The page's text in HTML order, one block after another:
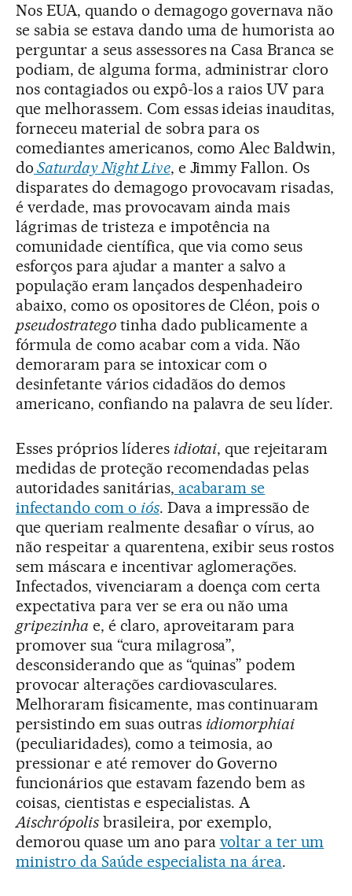
Nos EUA, quando o demagogo governava não
se sabia se estava dando uma de humorista ao
perguntar a seus assessores na Casa Branca se
podiam, de alguma forma, administrar cloro
nos contagiados ou expô-los a raios UV para
que melhorassem. Com essas ideias inauditas,
forneceu material de sobra para os
comediantes americanos, como Alec Baldwin,
do Saturday Night Live, e Jimmy Fallon. Os
disparates do demagogo provocavam risadas,
é verdade, mas provocavam ainda mais
lágrimas de tristeza e impotência na
comunidade científica, que via como seus
esforços para ajudar a manter a salvo a
população eram lançados despenhadeiro
abaixo, como os opositores de Cléon, pois o
pseudostrategotinha dado publicamente a
fórmula de como acabar com a vida. Não
demoraram para se intoxicar com o
desinfetante vários cidadãos do demos
americano, confiando na palavra de seu líder.
Esses próprios líderes idiotai, que rejeitaram
medidas de proteção recomendadas pelas
autoridades sanitárias, acabaram se
infectando com o iós. Dava a impressão de
que queriam realmente desafiar o vírus, ao
não respeitar a quarentena, exibir seus rostos
sem máscara e incentivar aglomerações.
Infectados, vivenciaram a doença com certa
expectativa para ver se era ou não uma
gripezinha e, é claro, aproveitaram para
promover sua “cura milagrosa”,
desconsiderando que as “quinas” podem
provocar alterações cardiovasculares.
Melhoraram fisicamente, mas continuaram
persistindo em suas outras idiomorphiai
(peculiaridades), como a teimosia, ao
pressionar e até remover do Governo
funcionários que estavam fazendo bem as
coisas, cientistas e especialistas. A
Aischrópolisbrasileira, por exemplo,
demorou quase um ano para voltar a ter um
ministro da Saúde especialista na área.